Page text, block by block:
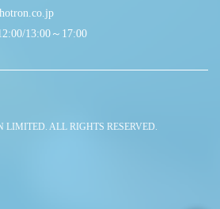
13:00～17:00
LIMITED. ALL RIGHTS RESERVED.